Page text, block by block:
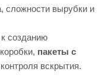
сложности вырубки и
созданию
пакеты с
вскрытия.